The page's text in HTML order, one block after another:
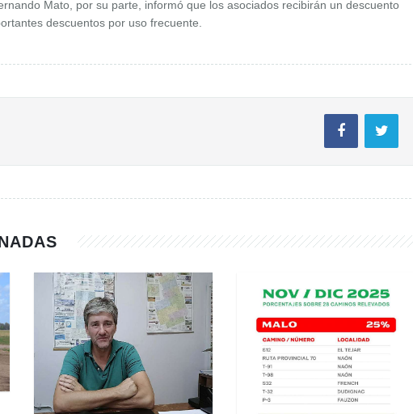
Mato, por su parte, informó que los asociados recibirán un descuento
descuentos por uso frecuente.